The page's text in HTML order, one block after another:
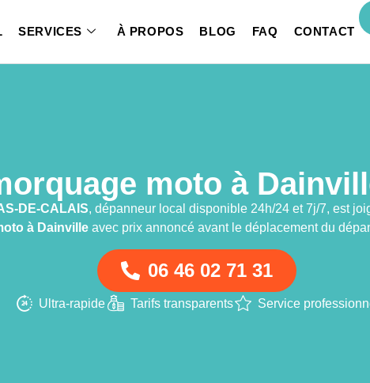
SERVICES À PROPOS BLOG FAQ CONTACT
moto à
DE-CALAIS, dépanneur local disponible 24h/24 et 7j/7, est
à Dainvilleavec prix annoncé avant le déplacement du
06 46 02 71 31
Ultra-rapide Tarifs transparents Service